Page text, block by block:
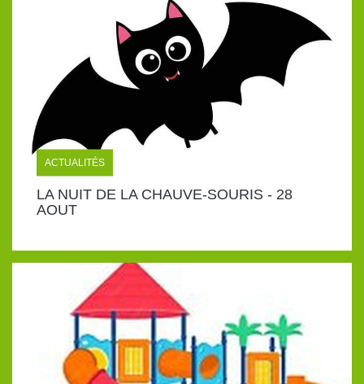
ACTUALITÉS
LA NUIT DE LA CHAUVE-SOURIS - 28
AOUT